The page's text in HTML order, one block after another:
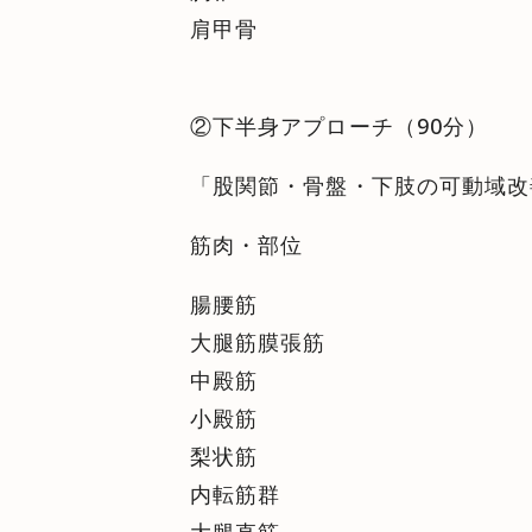
肩甲骨
②下半身アプローチ（90分）
「股関節・骨盤・下肢の可動域
筋肉・部位
腸腰筋
大腿筋膜張筋
中殿筋
小殿筋
梨状筋
内転筋群